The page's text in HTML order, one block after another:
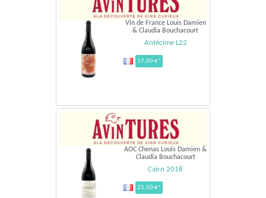
Vin de France Louis Damien
& Claudia Bouchacourt
Antécime L22
17,00 €*
AOC Chenas Louis Damien &
Claudia Bouchacourt
Cairn 2018
25,50 €*